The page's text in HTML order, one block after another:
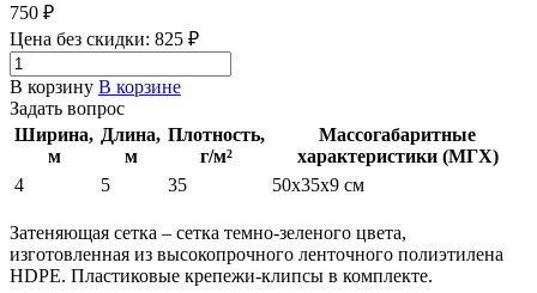
750 ₽
Цена без скидки: 825 ₽
В корзину В корзине
Задать вопрос
Ширина,
м
Длина,
м
Плотность,
г/м²
Массогабаритные
характеристики (МГХ)
4
5 35 50х35х9 см
Затеняющая сетка – сетка темно-зеленого цвета,
изготовленная из высокопрочного ленточного полиэтилена
HDPE. Пластиковые крепежи-клипсы в комплекте.